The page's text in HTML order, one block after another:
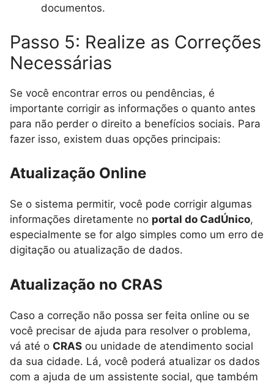
documentos.
Passo 5: Realize as Correções
Necessárias
Se você encontrar erros ou pendências, é
importante corrigir as informações o quanto antes
para não perder o direito a benefícios sociais. Para
fazer isso, existem duas opções principais:
Atualização Online
Se o sistema permitir, você pode corrigir algumas
informações diretamente no portal do CadÚnico,
especialmente se for algo simples como um erro de
digitação ou atualização de dados.
Atualização no CRAS
Caso a correção não possa ser feita online ou se
você precisar de ajuda para resolver o problema,
vá até o CRAS ou unidade de atendimento social
da sua cidade. Lá, você poderá atualizar os dados
com a ajuda de um assistente social, que também